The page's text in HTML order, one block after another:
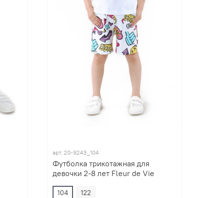
арт.20-9243_104
Футболка трикотажная для
девочки 2-8 лет Fleur de Vie
104 122